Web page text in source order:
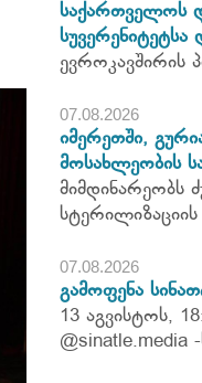
საქართველოს
ევროკავშირის
07.08.2026
იმერეთში,
მოსახლეობის
მიმდინარეობს
07.08.2026
გამოფენა
13 აგვისტოს,
@sinatle.media